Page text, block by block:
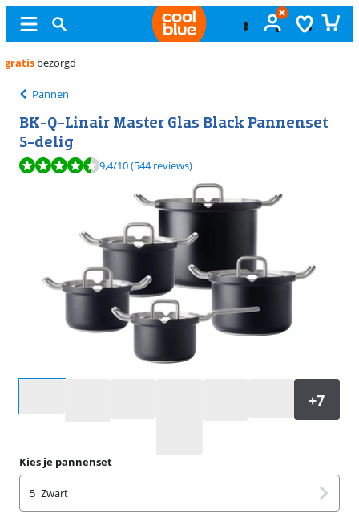
Pannen
BK-Q-Linair Master Glas Black Pannenset
5-delig
Beoordeling is 9,4 van de 10, gebaseerd op 544 reviews.
9,4/10(544 reviews)
Kies je pannenset
5|Zwart